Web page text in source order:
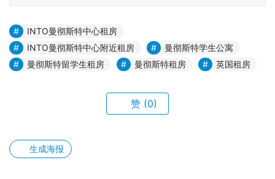
INTO曼彻斯特中心租房
INTO曼彻斯特中心附近租房
曼彻斯特学生公寓
曼彻斯特留学生租房
曼彻斯特租房 英国租房
赞 (0)
生成海报